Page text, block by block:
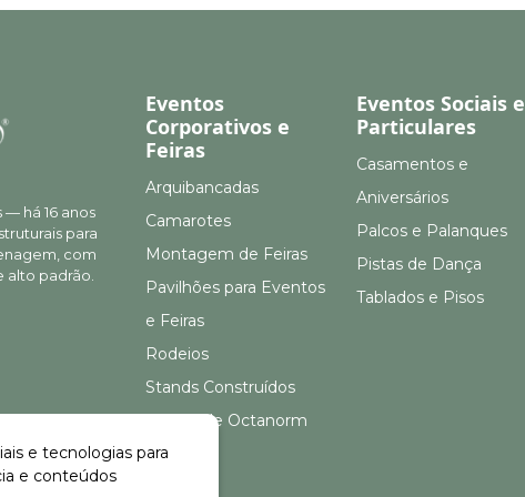
— há 16 anos
para
com
alto padrão.
Eventos
Corporativos e
Feiras
Arquibancadas
Camarotes
Montagem de Feiras
Pavilhões para Eventos
e Feiras
Rodeios
Stands Construídos
Stands de Octanorm
Eventos Sociais e
Particulares
Casamentos e
Aniversários
Palcos e Palanques
Pistas de Dança
Tablados e Pisos
e tecnologias para
e conteúdos